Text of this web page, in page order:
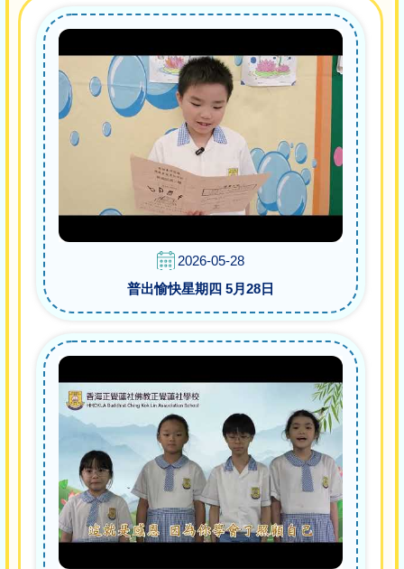
2026-05-28
普出愉快星期四 5月28日